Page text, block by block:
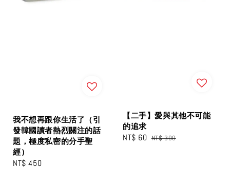
我不想再跟你生活了（引
發韓國讀者熱烈關注的話
題，極度私密的分手聖
經）
Regular
NT$ 450
【二手】愛與其他不可能
的追求
Sale
NT$ 60 Regular
NT$ 300